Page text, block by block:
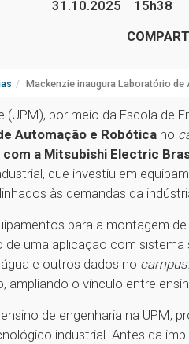
31.10.2025
15h38
Mackenzie inaugura Laboratório
por meio da Escola de
Automação e Robótica no
a Mitsubishi Electric
que investiu em
às demandas da
para a montagem
uma aplicação com sistema
e outros dados no campus
ampliando o vínculo entre
de engenharia na UPM,
industrial. Antes da